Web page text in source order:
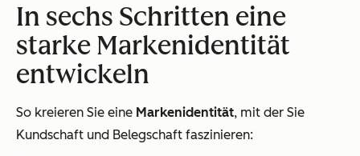
In sechs Schritten eine
starke Markenidentität
entwickeln
So kreieren Sie eine Markenidentität, mit der Sie
Kundschaft und Belegschaft faszinieren: